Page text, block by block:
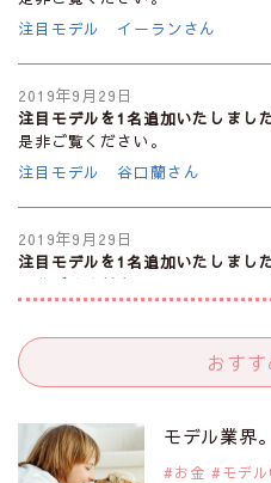
注目モデル イーランさん
2019年9月29日
注目モデルを1名追加いたしました
是非ご覧ください。
注目モデル 谷口蘭さん
2019年9月29日
注目モデルを1名追加いたしました
是非ご覧ください。
2019年9月29日
是非ご覧ください。
注目モデル 松川 来海さん
おす
モデル業界
お金 モデ